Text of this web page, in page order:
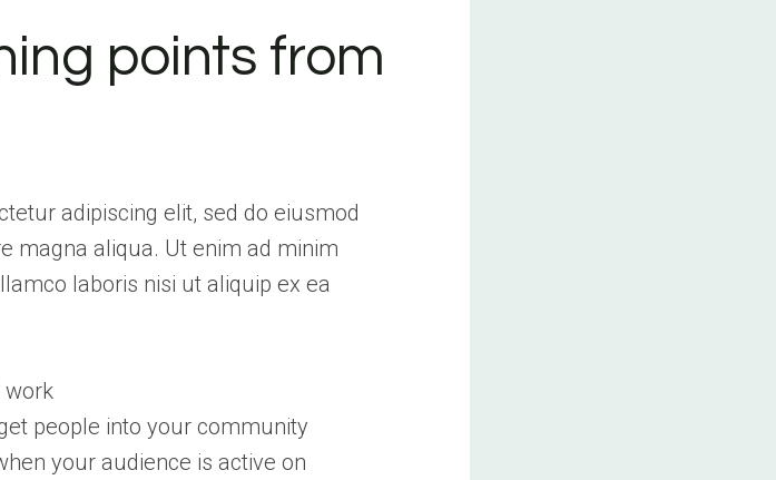
points from
adipiscing elit, sed do eiusmod
magna aliqua. Ut enim ad minim
laboris nisi ut aliquip ex ea
work
people into your community
your audience is active on